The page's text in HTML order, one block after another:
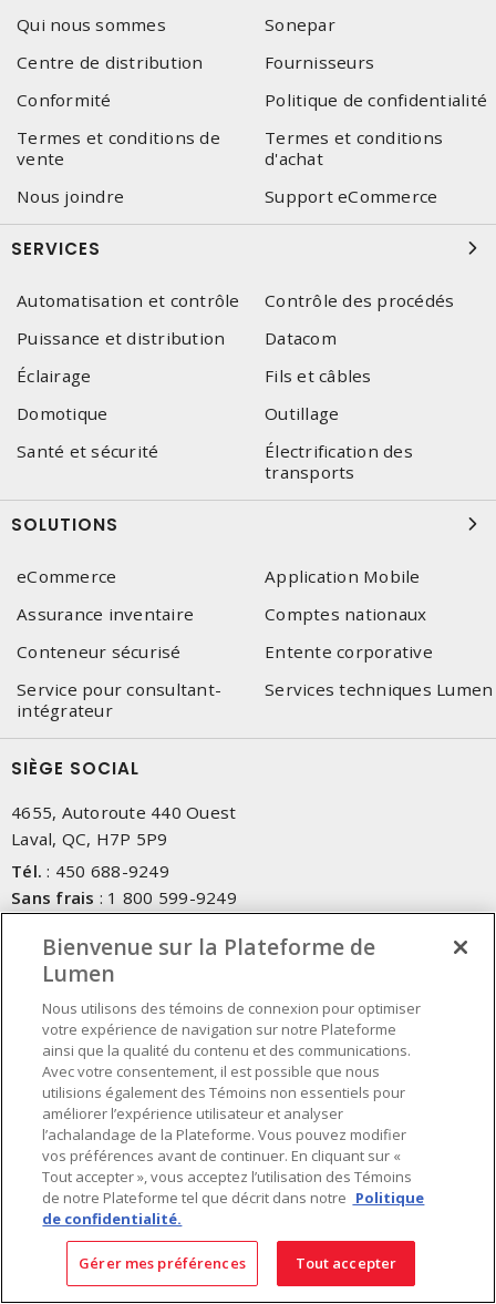
Qui nous sommes
Sonepar
Centre de distribution
Fournisseurs
Conformité
Politique de confidentialité
Termes et conditions de
vente
Termes et conditions
d'achat
Nous joindre
Support eCommerce
SERVICES
Automatisation et contrôle
Contrôle des procédés
Puissance et distribution
Datacom
Éclairage
Fils et câbles
Domotique
Outillage
Santé et sécurité
Électrification des
transports
SOLUTIONS
eCommerce
Application Mobile
Assurance inventaire
Comptes nationaux
Conteneur sécurisé
Entente corporative
Service pour consultant-
intégrateur
Services techniques Lumen
SIÈGE SOCIAL
4655, Autoroute 440 Ouest
Laval, QC, H7P 5P9
Tél. : 450 688-9249
Sans frais : 1 800 599-9249
Service d'urgence:1 800 363-0303 (Après les heures de
bureau - 17h00 et 7h00, Frais applicables)
Fait au Canada avec des composants canadiens et importés
INSCRIVEZ-VOUS À L'INFOLETTRE
Obtenez des informations à jour sur les offres de Lumen
Bienvenue sur la Plateforme de
Lumen
Nous utilisons des témoins de connexion pour optimiser
votre expérience de navigation sur notre Plateforme
ainsi que la qualité du contenu et des communications.
Avec votre consentement, il est possible que nous
utilisions également des Témoins non essentiels pour
améliorer l’expérience utilisateur et analyser
l’achalandage de la Plateforme. Vous pouvez modifier
vos préférences avant de continuer. En cliquant sur «
Tout accepter », vous acceptez l’utilisation des Témoins
de notre Plateforme tel que décrit dans notre Politique
de confidentialité.
Gérer mes préférences Tout accepter